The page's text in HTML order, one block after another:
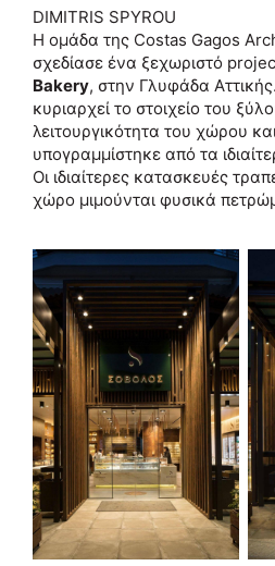
DIMITRIS SPYROU
Η ομάδα της Costas Gagos
σχεδίασε ένα ξεχωριστό
Bakery, στην Γλυφάδα
κυριαρχεί το στοιχείο του
λειτουργικότητα του χώρου
υπογραμμίστηκε από τα
Οι ιδιαίτερες κατασκευές
χώρο μιμούνται φυσικά